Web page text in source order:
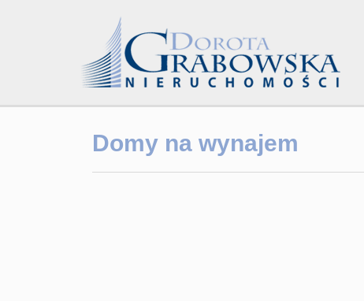
Domy na wynajem